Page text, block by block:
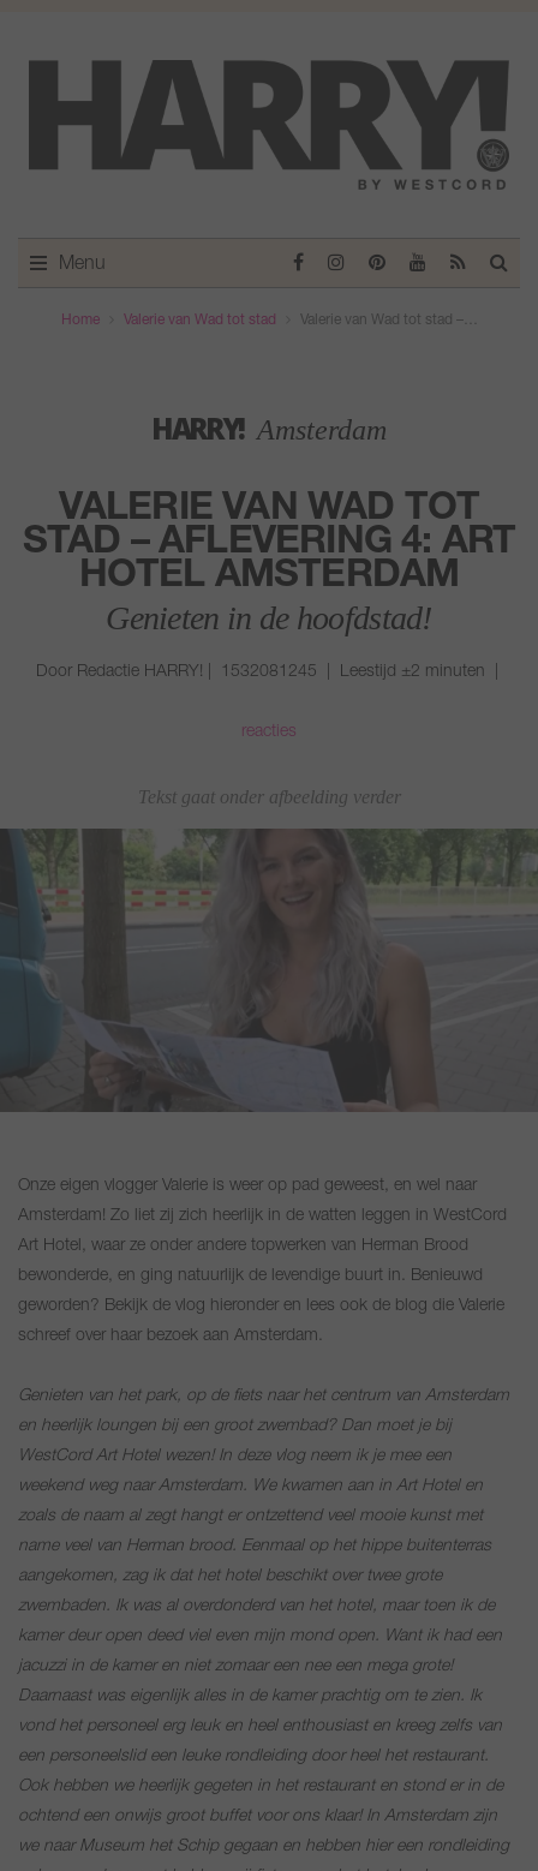
Menu
Home Valerie van Wad tot stad Valerie van Wad tot stad –…
HARRY! Amsterdam
VALERIE VAN WAD TOT
STAD – AFLEVERING 4: ART
HOTEL AMSTERDAM
Genieten in de hoofdstad!
Door Redactie HARRY! | 1532081245 | Leestijd ±2 minuten |
reacties
Tekst gaat onder afbeelding verder
Onze eigen vlogger Valerie is weer op pad geweest, en wel naar
Amsterdam! Zo liet zij zich heerlijk in de watten leggen in WestCord
Art Hotel, waar ze onder andere topwerken van Herman Brood
bewonderde, en ging natuurlijk de levendige buurt in. Benieuwd
geworden? Bekijk de vlog hieronder en lees ook de blog die Valerie
schreef over haar bezoek aan Amsterdam.
Genieten van het park, op de fiets naar het centrum van Amsterdam
en heerlijk loungen bij een groot zwembad? Dan moet je bij
WestCord Art Hotel wezen! In deze vlog neem ik je mee een
weekend weg naar Amsterdam. We kwamen aan in Art Hotel en
zoals de naam al zegt hangt er ontzettend veel mooie kunst met
name veel van Herman brood. Eenmaal op het hippe buitenterras
aangekomen, zag ik dat het hotel beschikt over twee grote
zwembaden. Ik was al overdonderd van het hotel, maar toen ik de
kamer deur open deed viel even mijn mond open. Want ik had een
jacuzzi in de kamer en niet zomaar een nee een mega grote!
Daarnaast was eigenlijk alles in de kamer prachtig om te zien. Ik
vond het personeel erg leuk en heel enthousiast en kreeg zelfs van
een personeelslid een leuke rondleiding door heel het restaurant.
Ook hebben we heerlijk gegeten in het restaurant en stond er in de
ochtend een onwijs groot buffet voor ons klaar! In Amsterdam zijn
we naar Museum het Schip gegaan en hebben hier een rondleiding